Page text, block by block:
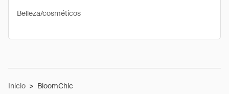
Belleza/cosméticos
Inicio > BloomChic